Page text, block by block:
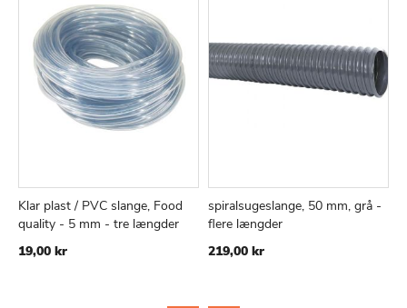
Læg i kurv
TILFØJ
TIL
SAMMENLIGN
Klar plast / PVC slange, Food
quality - 5 mm - tre længder
19,00 kr
Læg i kurv
TILFØJ
spiralsugeslange, 50 mm, grå -
flere længder
219,00 kr